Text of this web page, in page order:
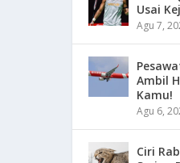
Usai
Agu 7,
Ambil
Kamu!
Agu 6,
Ciri